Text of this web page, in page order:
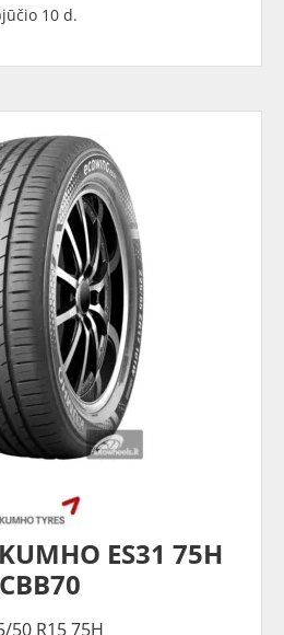
10 d.
ES31 75H
CBB70
50 R15 75H